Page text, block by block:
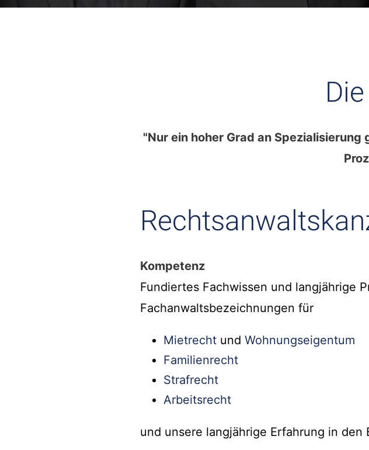
"Nur ein hoher Grad an
Kompetenz
Fundiertes Fachwissen und langjährige
Fachanwaltsbezeichnungen für
Mietrecht und Wohnungseigentum
Familienrecht
Strafrecht
Arbeitsrecht
und unsere langjährige Erfahrung in den